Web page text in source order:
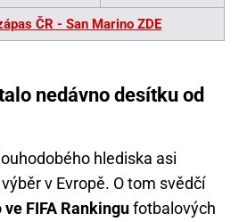
ČR - San Marino ZDE
nedávno desítku od
hlediska asi
v Evropě. O tom svědčí
FIFA Rankingufotbalových